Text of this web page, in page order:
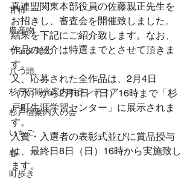
甘柿
農産物
サンタ丸太
八つ頭
杉戸宿観光案内ボランティア
杉戸宿案内人の会
いちご
春
町歩き
真連盟関東本部役員の佐藤親正先生を
お招きし、審査会を開催致しました。
結果を下記にご紹介致します。なお、
作品の紹介は特選までとさせて頂きま
す。
又、応募された全作品は、2月4日
（水）から2月8日（日）16時まで「杉
戸町生涯学習センター」に展示されま
す。
入賞・入選者の表彰式並びに賞品授与
は、最終日8日（日）16時から実施致し
ます。